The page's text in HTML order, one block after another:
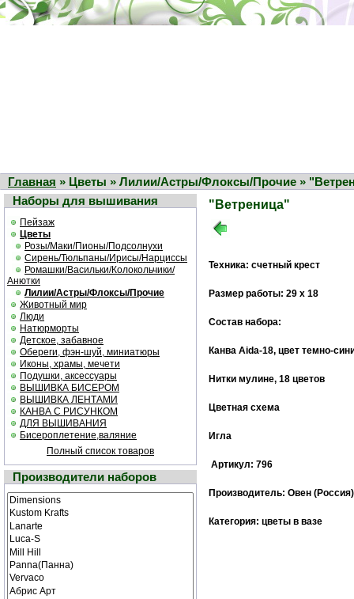
Главная » Цветы » Лилии/Астры/Флоксы/Прочие »
Наборы для вышивания
Пейзаж
Цветы
Розы/Маки/Пионы/Подсолнухи
Сирень/Тюльпаны/Ирисы/Нарциссы
Ромашки/Васильки/Колокольчики/
Анютки
Лилии/Астры/Флоксы/Прочие
Животный мир
Люди
Натюрморты
Детское, забавное
Обереги, фэн-шуй, миниатюры
Иконы, храмы, мечети
Подушки, аксессуары
ВЫШИВКА БИСЕРОМ
ВЫШИВКА ЛЕНТАМИ
КАНВА С РИСУНКОМ
ДЛЯ ВЫШИВАНИЯ
Бисероплетение,валяние
Полный список товаров
Производители наборов
"Ветреница"
Техника: счетный крест
Размер работы: 29 х 18
Состав набора:
Канва Aida-18, цвет темно-
Нитки мулине, 18 цветов
Цветная схема
Игла
Артикул: 796
Производитель: Овен (Россия)
Категория: цветы в вазе